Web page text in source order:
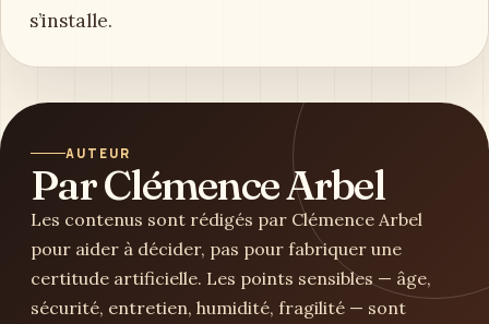
s’installe.
AUTEUR
Par Clémence Arbel
Les contenus sont rédigés par Clémence Arbel
pour aider à décider, pas pour fabriquer une
certitude artificielle. Les points sensibles — âge,
sécurité, entretien, humidité, fragilité — sont